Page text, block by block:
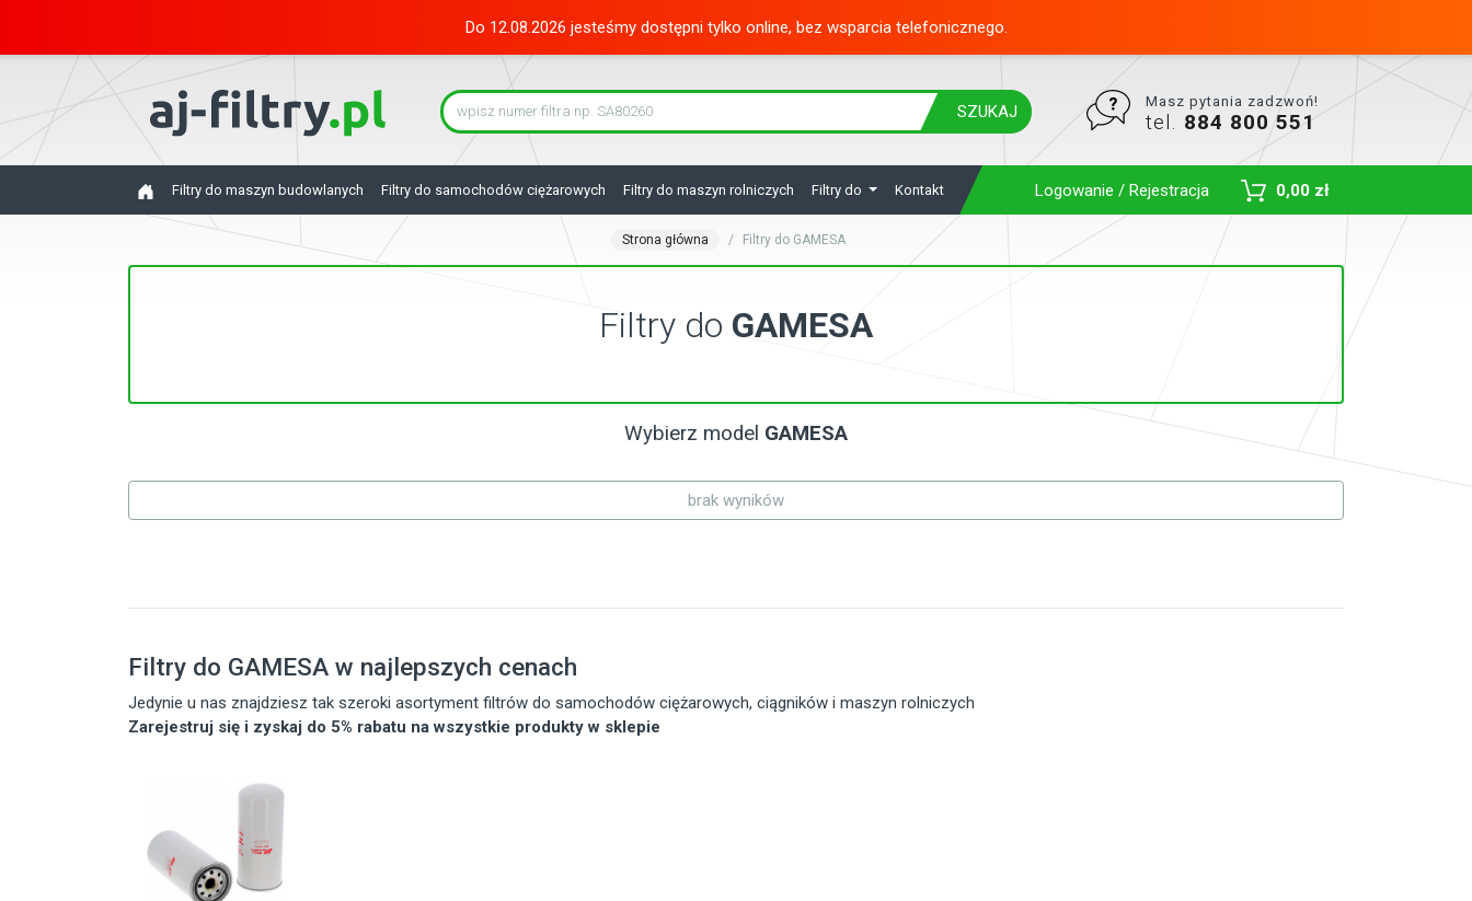
Do 12.08.2026 jesteśmy dostępni tylko online, bez wsparcia telefonicznego.
SZUKAJ
Masz pytania zadzwoń!
tel. 884 800 551
Filtry do maszyn budowlanych Filtry do samochodów ciężarowych Filtry do maszyn rolniczych Filtry do Kontakt Logowanie / Rejestracja 0,00 zł
Strona główna Filtry do GAMESA
Filtry do GAMESA
Wybierz model GAMESA
brak wyników
Filtry do GAMESA w najlepszych cenach
Jedynie u nas znajdziesz tak szeroki asortyment filtrów do samochodów ciężarowych, ciągników i maszyn rolniczych
Zarejestruj się i zyskaj do 5% rabatu na wszystkie produkty w sklepie